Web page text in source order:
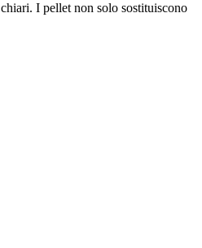
I pellet non solo sostituiscono